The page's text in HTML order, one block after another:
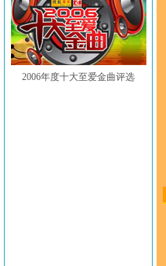
2006年度十大至爱金曲评选